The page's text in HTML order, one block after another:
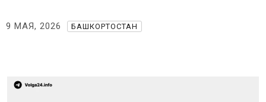
9 МАЯ, 2026 БАШКОРТОСТАН